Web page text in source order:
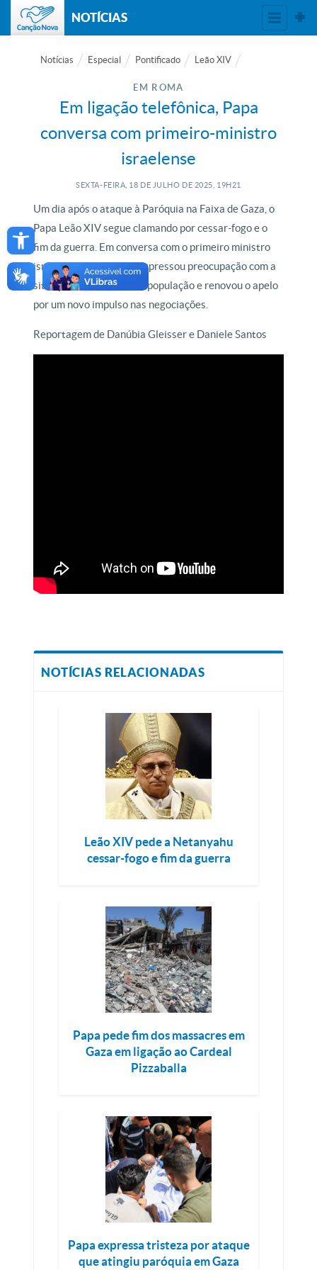
Open toolbar
NOTÍCIAS
Notícias Especial Pontificado Leão XIV
EM ROMA
Em ligação telefônica, Papa
conversa com primeiro-ministro
israelense
SEXTA-FEIRA, 18 DE JULHO DE 2025, 19H21
Um dia após o ataque à Paróquia na Faixa de Gaza, o
Papa Leão XIV segue clamando por cessar-fogo e o
fim da guerra. Em conversa com o primeiro ministro
israelense, o Pontífice expressou preocupação com a
situação humanitária da população e renovou o apelo
por um novo impulso nas negociações.
Reportagem de Danúbia Gleisser e Daniele Santos
NOTÍCIAS RELACIONADAS
Leão XIV pede a Netanyahu
cessar-fogo e fim da guerra
Papa pede fim dos massacres em
Gaza em ligação ao Cardeal
Pizzaballa
Papa expressa tristeza por ataque
que atingiu paróquia em Gaza